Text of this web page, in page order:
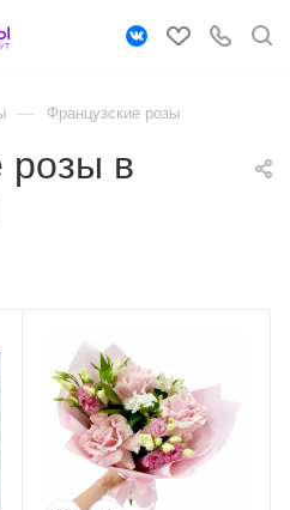
— Французские розы
розы в